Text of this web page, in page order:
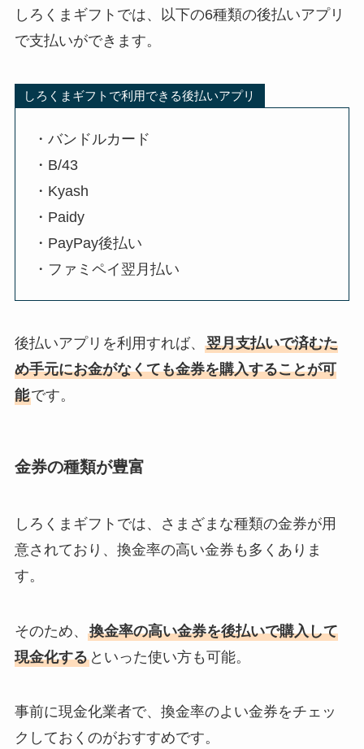
しろくまギフトでは、以下の6種類の後払いアプリ
で支払いができます。
しろくまギフトで利用できる後払いアプリ
・バンドルカード
・B/43
・Kyash
・Paidy
・PayPay後払い
・ファミペイ翌月払い
後払いアプリを利用すれば、 翌月支払いで済むた
め手元にお金がなくても金券を購入することが可
能です。
金券の種類が豊富
しろくまギフトでは、さまざまな種類の金券が用
意されており、換金率の高い金券も多くありま
す。
そのため、 換金率の高い金券を後払いで購入して
現金化するといった使い方も可能。
事前に現金化業者で、換金率のよい金券をチェッ
クしておくのがおすすめです。